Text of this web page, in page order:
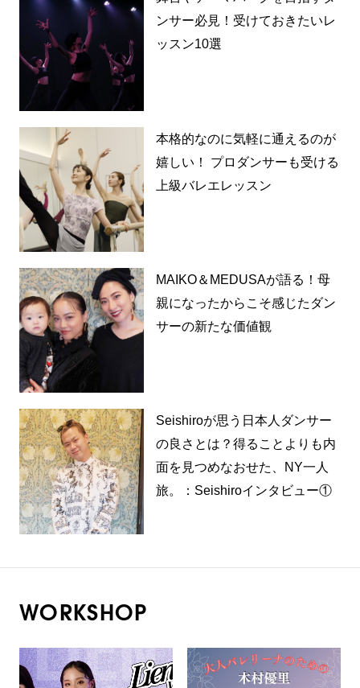
ンサー必見！受けておきたいレ
ッスン10選
本格的なのに気軽に通えるのが
嬉しい！ プロダンサーも受ける
上級バレエレッスン
MAIKO＆MEDUSAが語る！母
親になったからこそ感じたダン
サーの新たな価値観
Seishiroが思う日本人ダンサー
の良さとは？得ることよりも内
面を見つめなおせた、NY一人
旅。：Seishiroインタビュー①
WORKSHOP